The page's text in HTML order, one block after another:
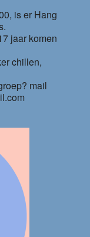
is er Hang
jaar komen
chillen,
mail